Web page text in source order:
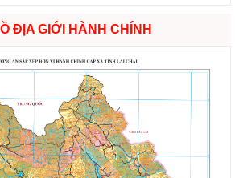
ĐỊA GIỚI HÀNH CHÍNH